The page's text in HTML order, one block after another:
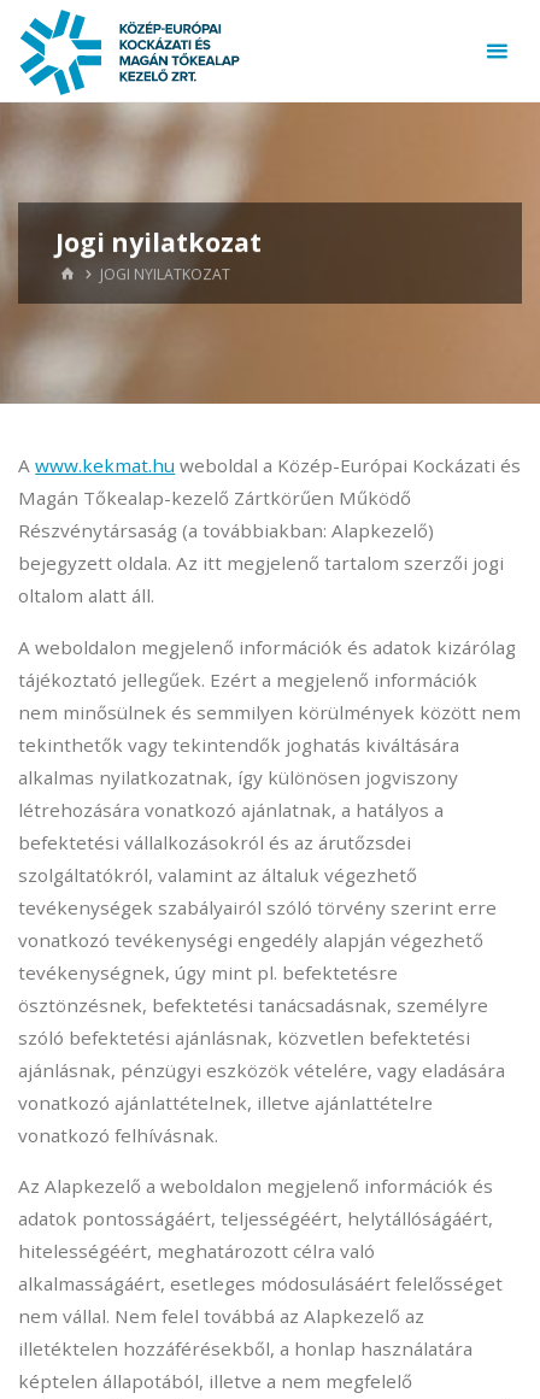
Skip
content
Jogi nyilatkozat
HOME
JOGI NYILATKOZAT
Awww.kekmat.hu weboldal a Közép-Európai Kockázati és
Magán Tőkealap-kezelő Zártkörűen Működő
Részvénytársaság (a továbbiakban: Alapkezelő)
bejegyzett oldala. Az itt megjelenő tartalom szerzői jogi
oltalom alatt áll.
A weboldalon megjelenő információk és adatok kizárólag
tájékoztató jellegűek. Ezért a megjelenő információk
nem minősülnek és semmilyen körülmények között nem
tekinthetők vagy tekintendők joghatás kiváltására
alkalmas nyilatkozatnak, így különösen jogviszony
létrehozására vonatkozó ajánlatnak, a hatályos a
befektetési vállalkozásokról és az árutőzsdei
szolgáltatókról, valamint az általuk végezhető
tevékenységek szabályairól szóló törvény szerint erre
vonatkozó tevékenységi engedély alapján végezhető
tevékenységnek, úgy mint pl. befektetésre
ösztönzésnek, befektetési tanácsadásnak, személyre
szóló befektetési ajánlásnak, közvetlen befektetési
ajánlásnak, pénzügyi eszközök vételére, vagy eladására
vonatkozó ajánlattételnek, illetve ajánlattételre
vonatkozó felhívásnak.
Az Alapkezelő a weboldalon megjelenő információk és
adatok pontosságáért, teljességéért, helytállóságáért,
hitelességéért, meghatározott célra való
alkalmasságáért, esetleges módosulásáért felelősséget
nem vállal. Nem felel továbbá az Alapkezelő az
illetéktelen hozzáférésekből, a honlap használatára
képtelen állapotából, illetve a nem megfelelő